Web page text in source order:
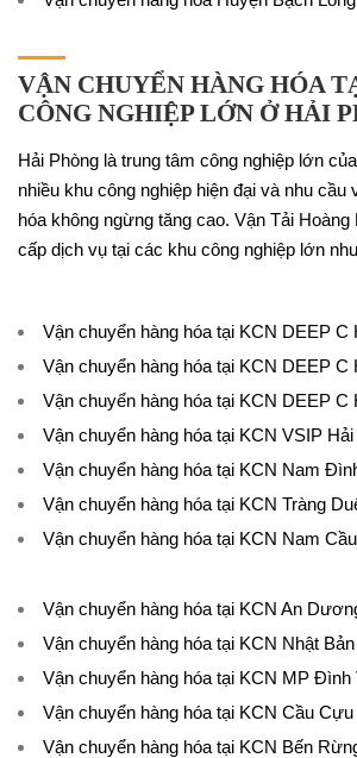
VẬN CHUYỂN HÀNG HÓA
CÔNG NGHIỆP LỚN Ở HẢI
Hải Phòng là trung tâm công nghiệp lớn
nhiều khu công nghiệp hiện đại và nhu cầu
hóa không ngừng tăng cao. Vận Tải
cấp dịch vụ tại các khu công nghiệp lớn
Vận chuyển hàng hóa tại KCN DEEP C
Vận chuyển hàng hóa tại KCN DEEP C
Vận chuyển hàng hóa tại KCN DEEP C
Vận chuyển hàng hóa tại KCN VSIP
Vận chuyển hàng hóa tại KCN Nam
Vận chuyển hàng hóa tại KCN Tràng
Vận chuyển hàng hóa tại KCN Nam
Vận chuyển hàng hóa tại KCN An
Vận chuyển hàng hóa tại KCN Nhật
Vận chuyển hàng hóa tại KCN MP Đình
Vận chuyển hàng hóa tại KCN Cầu Cựu
Vận chuyển hàng hóa tại KCN Bến